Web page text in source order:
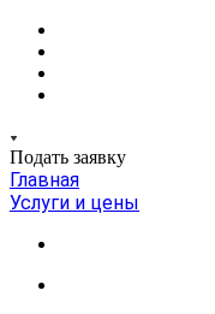
Подать заявку
Главная
Услуги и цены